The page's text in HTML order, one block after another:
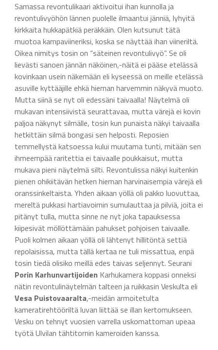
Samassa revontulikaari aktivoitui ihan kunnolla ja
revontulivyöhön lännen puolelle ilmaantui jänniä, lyhyitä
kirkkaita hukkapätkiä peräkkäin. Olen kutsunut tätä
muotoa kampaviineriksi, koska se näyttää ihan viineriltä.
Oikea nimitys tosin on “säteinen revontulivyö”. Se oli
lievästi sanoen jännän näköinen,-näitä ei pääse etelässä
kovinkaan usein näkemään eli kyseessä on meille etelässä
asuville kyttääjille ehkä hieman harvemmin näkyvä muoto.
Mutta siinä se nyt oli edessäni taivaalla! Näytelmä oli
mukavan intensiivistä seurattavaa, mutta värejä ei kovin
paljoa näkynyt silmälle, tosin kun punaista näkyi taivaalla
hetkittäin silmä bongasi sen helposti. Reposien
temmellystä katsoessa kului muutama tunti, mitään sen
ihmeempää raritettia ei taivaalle poukkaisut, mutta
mukava pieni näytelmä silti. Revontulissa näkyi kuitenkin
pienen ohikiitävän hetken hieman harvinaisempia värejä eli
oranssinkeltaista. Yhden aikaan yöllä oli pakko luovuttaa,
mereltä pukkasi hartiavoimin sumulauttaa ja pilviä, joita ei
pitänyt tulla, mutta sinne ne nyt joka tapauksessa
kiipesivät möllöttämään pahukset pohjoisen taivaalle.
Puoli kolmen aikaan yöllä oli lähtenyt hillitöntä settiä
repolaisissa, mutta tällä kertaa ne tuli missattua, enpä
tosin tiedä olisiko meillä edes taivas seljennyt. Seurani
Porin Karhunvartijoiden Karhukamera koppasi onneksi
nätin revontulinäytelmän talteen ja ruikkasin Veskulta eli
Vesa Puistovaaralta,-meidän armoitetulta
kameratirehtööriltä luvan liittää se illan kertomukseen.
Vesku on tehnyt vuosien varrella uskomattoman upeaa
työtä Ulvilan tähtitornin kameroiden kanssa.